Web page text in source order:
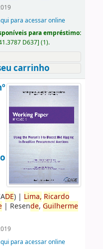
para acessar online
para empréstimo:
D637] (1).
carrinho
DE)| Lima, Ricardo
| Resende, Guilherme
para acessar online